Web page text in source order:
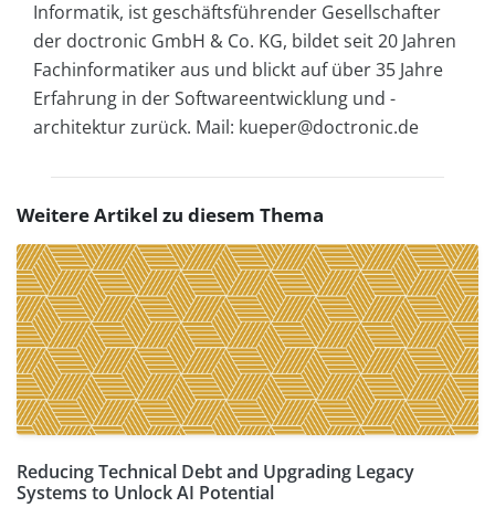
Informatik, ist geschäftsführender Gesellschafter
der doctronic GmbH & Co. KG, bildet seit 20 Jahren
Fachinformatiker aus und blickt auf über 35 Jahre
Erfahrung in der Softwareentwicklung und -
architektur zurück. Mail: kueper@doctronic.de
Weitere Artikel zu diesem Thema
Reducing Technical Debt and Upgrading Legacy
Systems to Unlock AI Potential